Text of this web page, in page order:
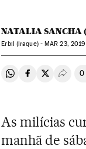
NATALIA SANCHA
Erbil (Iraque) -MAR 23, 2019
Compartir en
Compartir en
Compartir0
As milícias
manhã de